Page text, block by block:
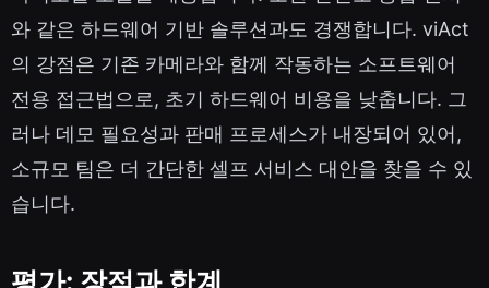
와 같은 하드웨어 기반 솔루션과도 경쟁합니다. viAct
의 강점은 기존 카메라와 함께 작동하는 소프트웨어
전용 접근법으로, 초기 하드웨어 비용을 낮춥니다. 그
러나 데모 필요성과 판매 프로세스가 내장되어 있어,
소규모 팀은 더 간단한 셀프 서비스 대안을 찾을 수 있
습니다.
평가: 장점과 한계